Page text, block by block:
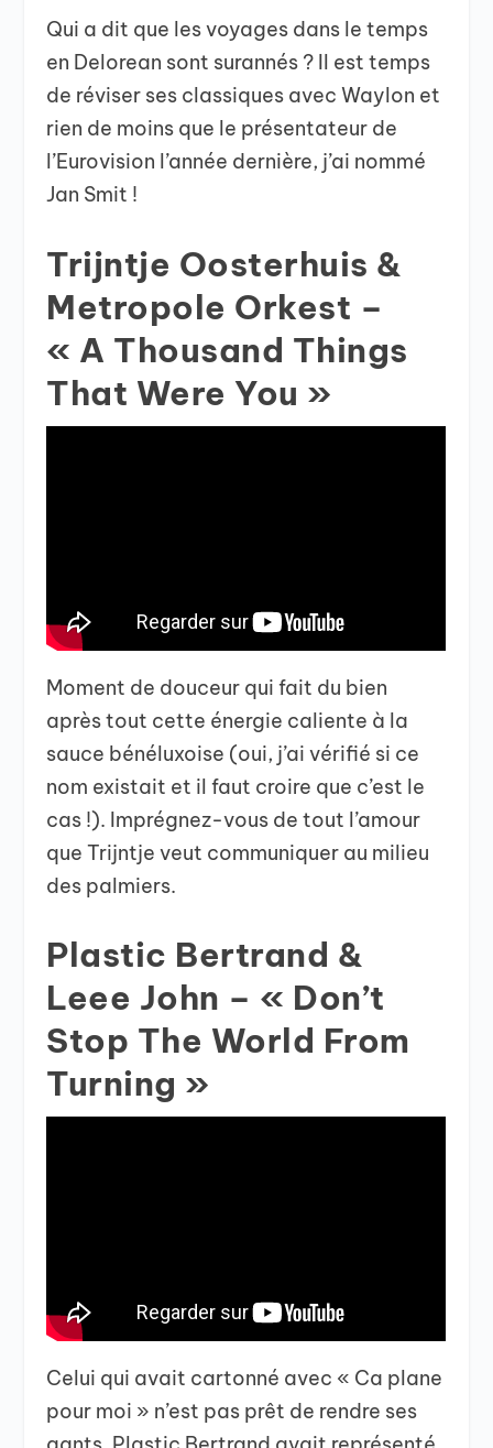
Qui a dit que les voyages dans le temps
en Delorean sont surannés ? Il est temps
de réviser ses classiques avec Waylon et
rien de moins que le présentateur de
l’Eurovision l’année dernière, j’ai nommé
Jan Smit !
Trijntje Oosterhuis &
Metropole Orkest –
« A Thousand Things
That Were You »
Moment de douceur qui fait du bien
après tout cette énergie caliente à la
sauce bénéluxoise (oui, j’ai vérifié si ce
nom existait et il faut croire que c’est le
cas !). Imprégnez-vous de tout l’amour
que Trijntje veut communiquer au milieu
des palmiers.
Plastic Bertrand &
Leee John – « Don’t
Stop The World From
Turning »
Celui qui avait cartonné avec « Ca plane
pour moi » n’est pas prêt de rendre ses